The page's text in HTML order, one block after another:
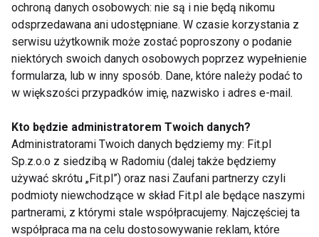
zdolność absorbowania wszelkich toksyn, włącznie
z metalami ciężkimi. Ma zdolność wiązania
cholesterolu i usuwania go z naszego organizmu. W
związku z tym przyczynia się również do obniżenia
poziomu cholesterolu we krwi i poprawienia jej
Uzupełnieniem diety detoksykującej jest aktywność
fizyczna. W tym czasie można pozwolić sobie na
rower, jogging czy nordic walking.
www.fit.pl
ochroną danych osobowych: nie są i nie będą nikomu
odsprzedawana ani udostępniane. W czasie korzystania z
serwisu użytkownik może zostać poproszony o podanie
niektórych swoich danych osobowych poprzez wypełnienie
formularza, lub w inny sposób. Dane, które należy podać to
w większości przypadków imię, nazwisko i adres e-mail.
Kto będzie administratorem Twoich danych?
Administratorami Twoich danych będziemy my: Fit.pl
Sp.z.o.o z siedzibą w Radomiu (dalej także będziemy
używać skrótu „Fit.pl”) oraz nasi Zaufani partnerzy czyli
podmioty niewchodzące w skład Fit.pl ale będące naszymi
partnerami, z którymi stale współpracujemy. Najczęściej ta
współpraca ma na celu dostosowywanie reklam, które